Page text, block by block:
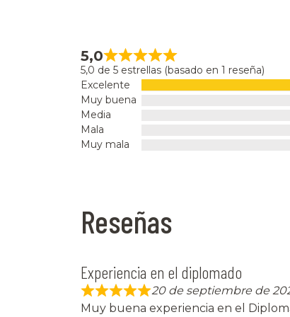
5,0
5,0 de 5 estrellas (basado en 1 reseña)
Excelente
Muy buena
Media
Mala
Muy mala
Reseñas
Experiencia en el diplomado
20 de septiembre de
Muy buena experiencia en el